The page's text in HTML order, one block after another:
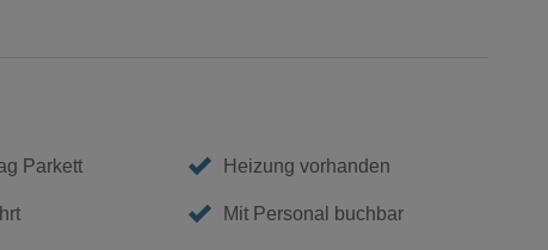
Parkett Heizung vorhanden
Mit Personal buchbar